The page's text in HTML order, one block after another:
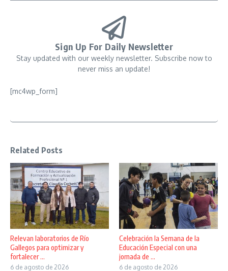
Sign Up For Daily Newsletter
Stay updated with our weekly newsletter. Subscribe now to
never miss an update!
[mc4wp_form]
Related Posts
Relevan laboratorios de Río
Gallegos para optimizar y
fortalecer ...
6 de agosto de 2026
Celebración la Semana de la
Educación Especial con una
jornada de ...
6 de agosto de 2026